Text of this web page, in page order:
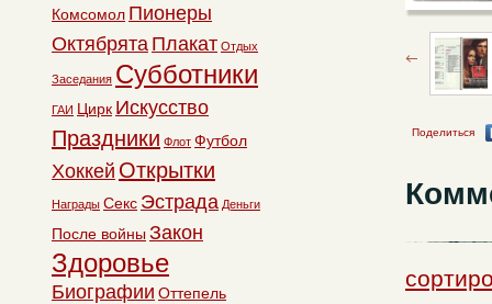
Поделиться
Комсомол Пионеры
Октябрята Плакат Отдых
Заседания Субботники
ГАИ Цирк Искусство
Праздники Флот Футбол
Хоккей Открытки
Награды Секс Эстрада Деньги
После войны Закон
Здоровье
Биографии Оттепель